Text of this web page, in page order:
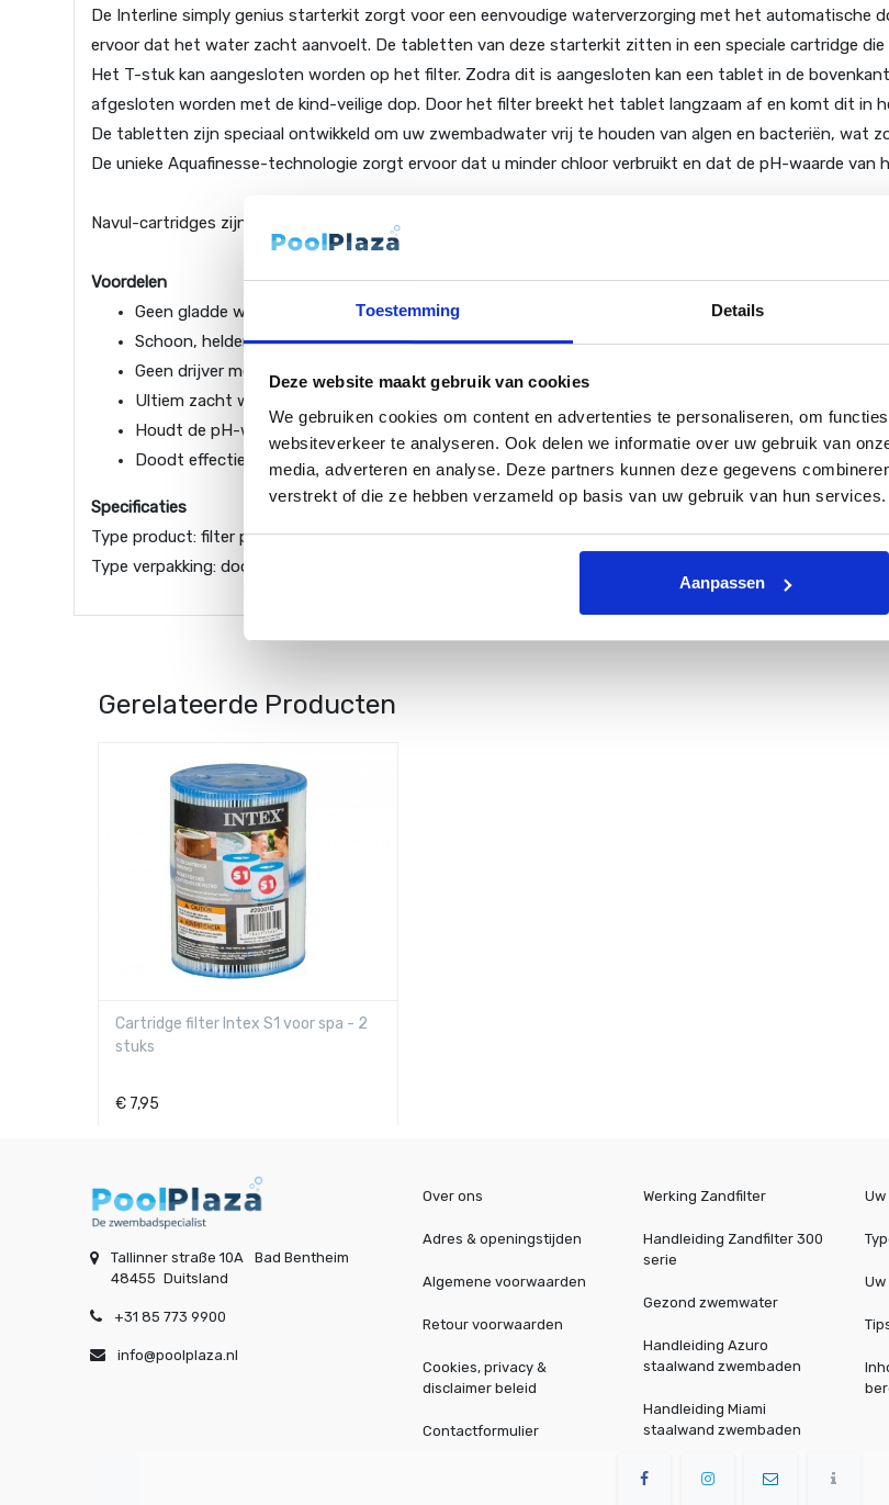
Toestemming Details
Deze website maakt gebruik van cookies
We gebruiken cookies om content en advertenties te personaliseren, om
websiteverkeer te analyseren. Ook delen we informatie over uw gebruik van
media, adverteren en analyse. Deze partners kunnen deze gegevens
verstrekt of die ze hebben verzameld op basis van uw gebruik van hun services.
Aanpassen
De Interline simply genius starterkit zorgt voor een eenvoudige waterverzorging met het automatische
ervoor dat het water zacht aanvoelt. De tabletten van deze starterkit zitten in een speciale cartridge
Het T-stuk kan aangesloten worden op het filter. Zodra dit is aangesloten kan een tablet in de
afgesloten worden met de kind-veilige dop. Door het filter breekt het tablet langzaam af en komt dit in
De tabletten zijn speciaal ontwikkeld om uw zwembadwater vrij te houden van algen en bacteriën, wat
De unieke Aquafinesse-technologie zorgt ervoor dat u minder chloor verbruikt en dat de pH-waarde
Navul-cartridges zijn verkrijgbar per 4 stuks.
Voordelen
Geen gladde wanden
Schoon, helder en geurvrij water
Geen drijver meer in het water
Ultiem zacht water
Houdt de pH-waarde stabiel
Doodt effectief bacteriën
Specificaties
Type product: filter pomp cartridge
Type verpakking: doos
Gerelateerde Producten
Cartridge filter Intex S1 voor spa - 2
stuks
€ 7,95
Tallinner straße 10A
Bad Bentheim
48455 Duitsland
+31 85 773 9900
info@poolplaza.nl
Over ons
Adres & openingstijden
Algemene voorwaarden
Retour voorwaarden
Cookies, privacy &
disclaimer beleid
Contactformulier
Werking Zandfilter
Handleiding Zandfilter 300
serie
Gezond zwemwater
Handleiding Azuro
staalwand zwembaden
Handleiding Miami
staalwand zwembaden